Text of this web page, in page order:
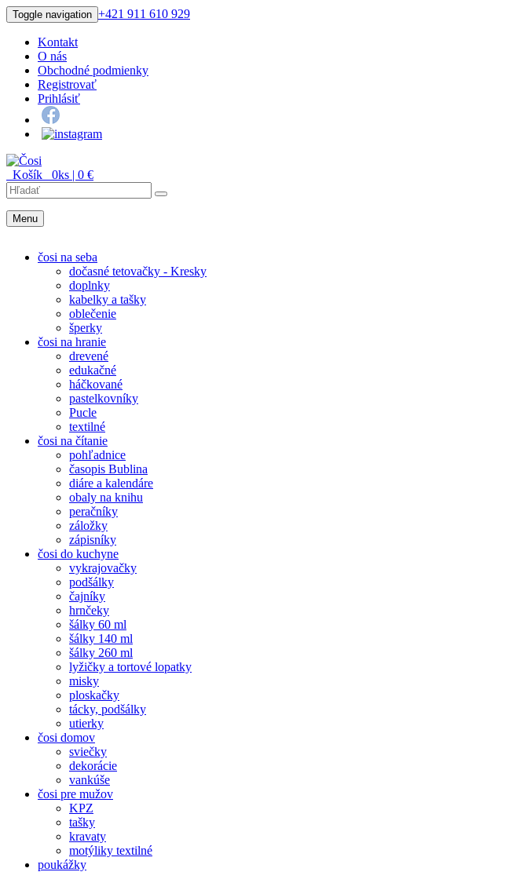
Toggle navigation +421 911 610 929
Kontakt
O nás
Obchodné podmienky
Registrovať
Prihlásiť
Košík 0ks | 0 €
Menu
čosi na seba
dočasné tetovačky - Kresky
doplnky
kabelky a tašky
oblečenie
šperky
čosi na hranie
drevené
edukačné
háčkované
pastelkovníky
Pucle
textilné
čosi na čítanie
pohľadnice
časopis Bublina
diáre a kalendáre
obaly na knihu
peračníky
záložky
zápisníky
čosi do kuchyne
vykrajovačky
podšálky
čajníky
hrnčeky
šálky 60 ml
šálky 140 ml
šálky 260 ml
lyžičky a tortové lopatky
misky
ploskačky
tácky, podšálky
utierky
čosi domov
sviečky
dekorácie
vankúše
čosi pre mužov
KPZ
tašky
kravaty
motýliky textilné
poukážky